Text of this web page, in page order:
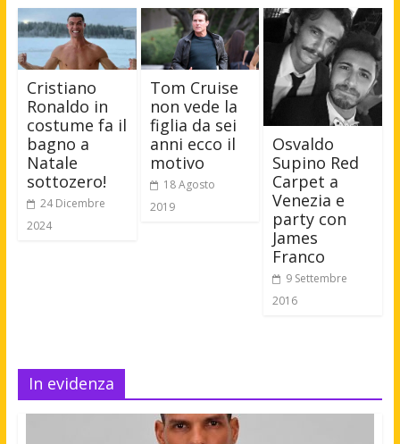
Cristiano
Ronaldo in
costume fa il
bagno a
Natale
sottozero!
24 Dicembre
2024
Tom Cruise
non vede la
figlia da sei
anni ecco il
motivo
18 Agosto
2019
Osvaldo
Supino Red
Carpet a
Venezia e
party con
James
Franco
9 Settembre
2016
In evidenza